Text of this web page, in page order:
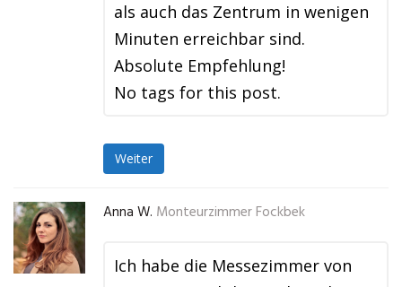
als auch das Zentrum in wenigen
Minuten erreichbar sind.
Absolute Empfehlung!
No tags for this post.
Weiter
Anna W. Monteurzimmer Fockbek
Ich habe die Messezimmer von